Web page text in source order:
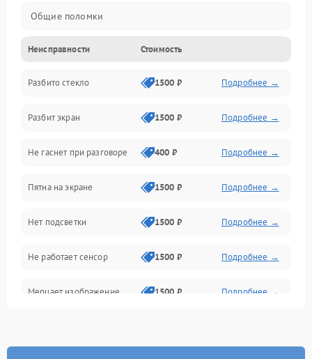
Общие поломки
Проблемы связи
Камеры
Проблемы с дисплеем и сенсором
Зарядка
Проблемы с питанием, зарядкой и аккумулятором
Проблемы с работой системы, корпусом и другие
Неисправности Стоимость
Разбито стекло 1500 ₽ Подробнее →
Разбит экран 1500 ₽ Подробнее →
Не гаснет при разговоре 400 ₽ Подробнее →
Пятна на экране 1500 ₽ Подробнее →
Нет подсветки 1500 ₽ Подробнее →
Не работает сенсор 1500 ₽ Подробнее →
Мерцает изображение 1500 ₽ Подробнее →